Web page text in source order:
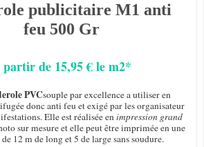
publicitaire M1 anti
feu 500 Gr
de 15,95 € le m2*
PVCsouple par excellence a utiliser en
donc anti feu et exigé par les organisateur
Elle est réalisée enimpression grand
sur mesure et elle peut être imprimée en une
12 m de long et 5 de large sans soudure.